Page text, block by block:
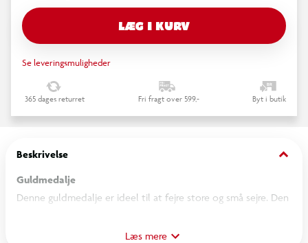
LÆG I KURV
Se leveringsmuligheder
365 dages returret Fri fragt over 599,- Byt i butik
Beskrivelse keyboard_arrow_down
Guldmedalje
Denne guldmedalje er ideel til at fejre store og små sejre. Den
sportsdage eller konkurrencer, hvor deltagerne skal hædres.
Læs mere